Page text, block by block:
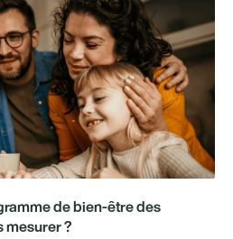
de bien-être des
mesurer ?